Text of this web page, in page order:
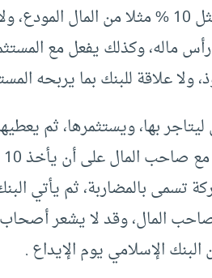
يعطيهم مقابل ذلك نسبة من رأس المال مثل 10 %
ماله، وكذلك يفعل مع
ولا علاقة للبنك بما يربحه
بها، ويستثمرها، ثم
تسمى بالمضاربة، ثم يأتي
المال، وقد لا يشعر أصحاب
الإسلامي يوم الإيداع .